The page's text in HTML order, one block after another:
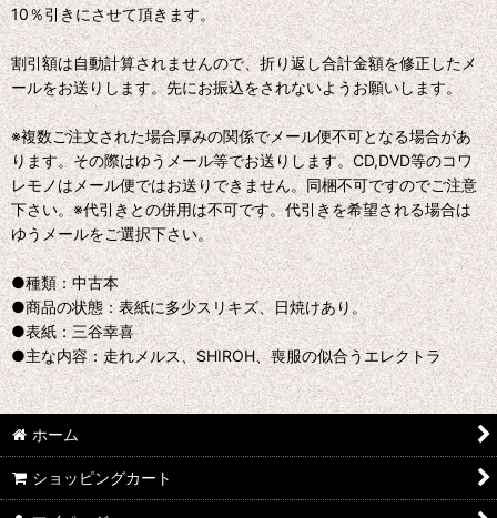
10％引きにさせて頂きます。
割引額は自動計算されませんので、折り返し合計金額を修正したメ
ールをお送りします。先にお振込をされないようお願いします。
※複数ご注文された場合厚みの関係でメール便不可となる場合があ
ります。その際はゆうメール等でお送りします。CD,DVD等のコワ
レモノはメール便ではお送りできません。同梱不可ですのでご注意
下さい。※代引きとの併用は不可です。代引きを希望される場合は
ゆうメールをご選択下さい。
●種類：中古本
●商品の状態：表紙に多少スリキズ、日焼けあり。
●表紙：三谷幸喜
●主な内容：走れメルス、SHIROH、喪服の似合うエレクトラ
ホーム
ショッピングカート